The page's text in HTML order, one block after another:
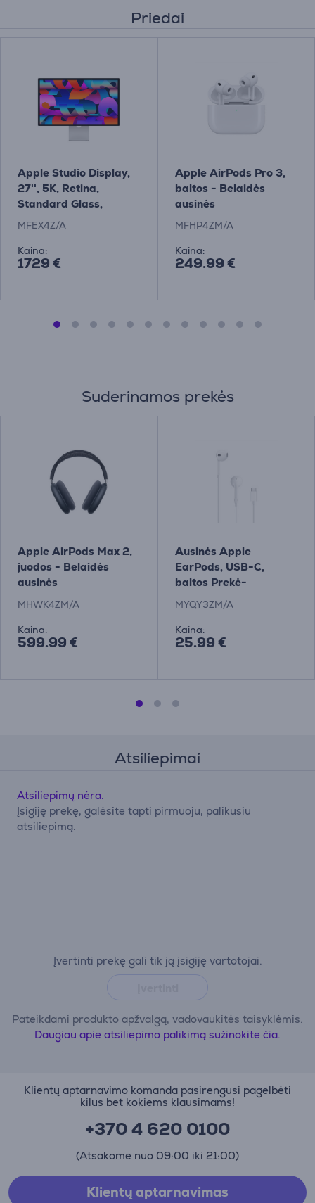
Priedai
Apple Studio Display,
27'', 5K, Retina,
Standard Glass,
pakreipiamas stovas,
MFEX4Z/A
Kaina:
1729 €
Apple AirPods Pro 3,
baltos - Belaidės
ausinės
MFHP4ZM/A
Kaina:
249.99 €
Suderinamos prekės
Apple AirPods Max 2,
juodos - Belaidės
ausinės
MHWK4ZM/A
Kaina:
599.99 €
Ausinės Apple
EarPods, USB-C,
baltos Prekė-
MYQY3ZM/A
MYQY3ZM/A
Kaina:
25.99 €
Atsiliepimai
Įvertinti prekę gali tik ją įsigiję vartotojai.
Pateikdami produkto apžvalgą, vadovaukitės taisyklėmis.
Daugiau apie atsiliepimo palikimą sužinokite čia.
Atsiliepimų nėra.
Įsigiję prekę, galėsite tapti pirmuoju, palikusiu
atsiliepimą.
Klientų aptarnavimo komanda pasirengusi pagelbėti
kilus bet kokiems klausimams!
+370 4 620 0100
(Atsakome nuo 09:00 iki 21:00)
Klientų aptarnavimas